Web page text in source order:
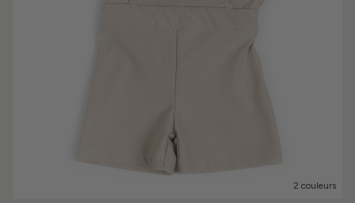
2 couleurs